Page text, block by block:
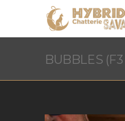
BUBBLES (F3